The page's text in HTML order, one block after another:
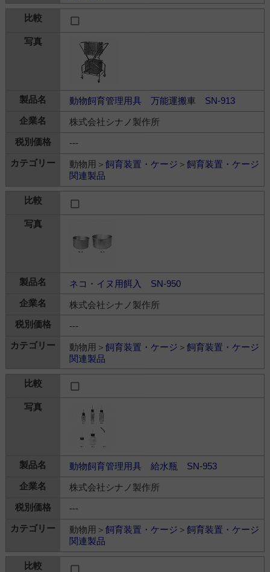
動物飼育管理用具 万能運搬車 SN-913
株式会社シナノ製作所
---
動物用＞ 飼育装置・ケージ ＞ 飼育装置・ケージ
関連製品
ネコ・イヌ用餌入 SN-950
株式会社シナノ製作所
---
動物用＞ 飼育装置・ケージ ＞ 飼育装置・ケージ
関連製品
動物飼育管理用具 給水瓶 SN-953
株式会社シナノ製作所
---
動物用＞ 飼育装置・ケージ ＞ 飼育装置・ケージ
関連製品